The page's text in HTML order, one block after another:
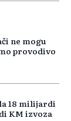
ne mogu
provodivo
18 milijardi
KM izvoza